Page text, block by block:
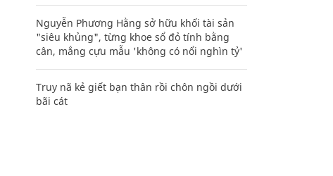
Nguyễn Phương Hằng sở hữu khối tài sản
"siêu khủng", từng khoe sổ đỏ tính bằng
cân, mắng cựu mẫu 'không có nổi nghìn tỷ'
Truy nã kẻ giết bạn thân rồi chôn ngồi dưới
bãi cát